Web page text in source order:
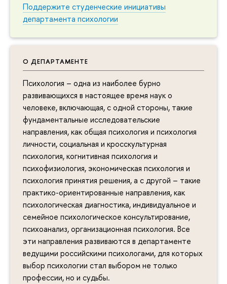
Поддержите студенческие инициативы
департамента психологии
О ДЕПАРТАМЕНТЕ
Психология – одна из наиболее бурно
развивающихся в настоящее время наук о
человеке, включающая, с одной стороны, такие
фундаментальные исследовательские
направления, как общая психология и психология
личности, социальная и кросскультурная
психология, когнитивная психология и
психофизиология, экономическая психология и
психология принятия решения, а с другой – такие
практико-ориентированные направления, как
психологическая диагностика, индивидуальное и
семейное психологическое консультирование,
психоанализ, организационная психология. Все
эти направления развиваются в департаменте
ведущими российскими психологами, для которых
выбор психологии стал выбором не только
профессии, но и судьбы.